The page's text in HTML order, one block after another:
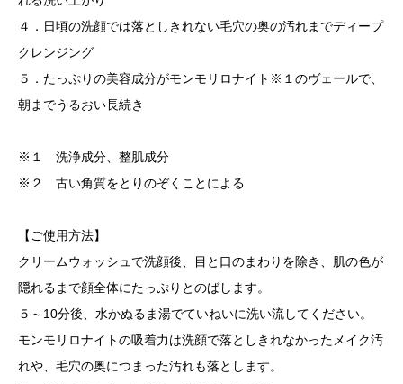
４．日頃の洗顔では落としきれない毛穴の奥の汚れまでディープ
クレンジング
５．たっぷりの美容成分がモンモリロナイト※１のヴェールで、
朝までうるおい長続き
※１ 洗浄成分、整肌成分
※２ 古い角質をとりのぞくことによる
【ご使用方法】
クリームウォッシュで洗顔後、目と口のまわりを除き、肌の色が
隠れるまで顔全体にたっぷりとのばします。
５～10分後、水かぬるま湯でていねいに洗い流してください。
モンモリロナイトの吸着力は洗顔で落としきれなかったメイク汚
れや、毛穴の奥につまった汚れも落とします。